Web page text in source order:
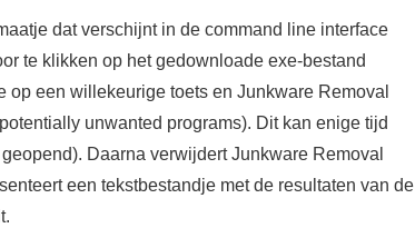
dat verschijnt in de command line interface
te klikken op het gedownloade exe-bestand
een willekeurige toets en Junkware Removal
unwanted programs). Dit kan enige tijd
Daarna verwijdert Junkware Removal
een tekstbestandje met de resultaten van de